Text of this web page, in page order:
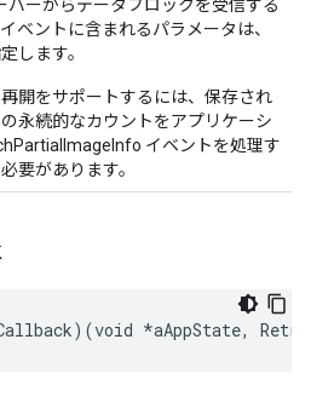
バーからデータブロックを受信する
ベントに含まれるパラメータは、
します。
開をサポートするには、保存され
永続的なカウントをアプリケーシ
イベントを処理す
要があります。
*aAppState,